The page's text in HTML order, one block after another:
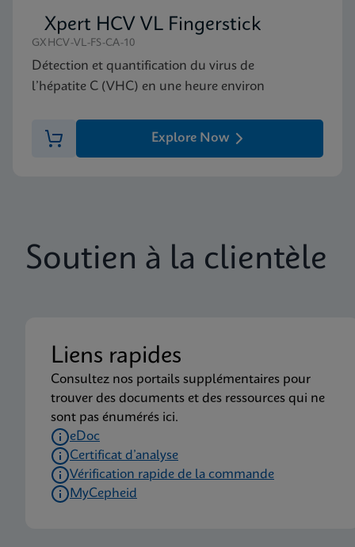
(French)
FR_CA
Xpert HIV-1 Viral Load XC SDS (English)
ENG
Xpert HCV VL Fingerstick
GXHCV-VL-FS-CA-10
Détection et quantification du virus de
l’hépatite C (VHC) en une heure environ
Explore Now
Soutien à la clientèle
Liens rapides
Consultez nos portails supplémentaires pour
trouver des documents et des ressources qui ne
sont pas énumérés ici.
eDoc
Certificat d’analyse
Vérification rapide de la commande
MyCepheid